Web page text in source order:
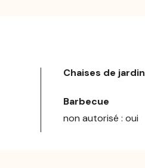
Chaises de jardin
Barbecue
non autorisé : oui